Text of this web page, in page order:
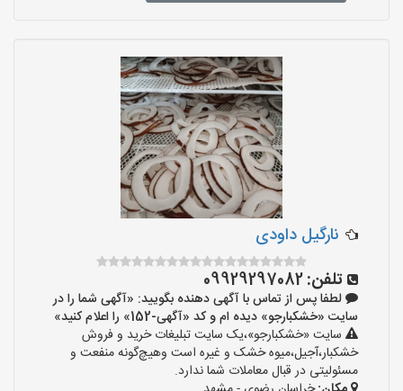
نارگیل داودی
تلفن:09929297082
لطفا پس از تماس با آگهی دهنده بگویید: «آگهی شما را در
سایت «خشکبارجو» دیده ام و کد «آگهی-152» را اعلام کنید»
سایت «خشکبارجو»،یک سایت تبلیغات خرید و فروش
خشکبار،آجیل،میوه خشک و غیره است وهیچ‌گونه منفعت و
مسئولیتی در قبال معاملات شما ندارد.